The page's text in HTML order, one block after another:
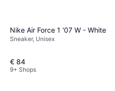
Nike Air Force 1 '07 W - White
Sneaker, Unisex
€ 84
9+ Shops